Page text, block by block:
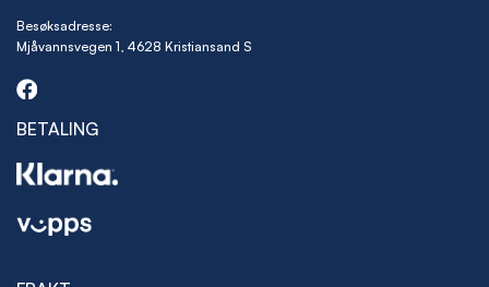
Besøksadresse:
Mjåvannsvegen 1, 4628 Kristiansand S
BETALING